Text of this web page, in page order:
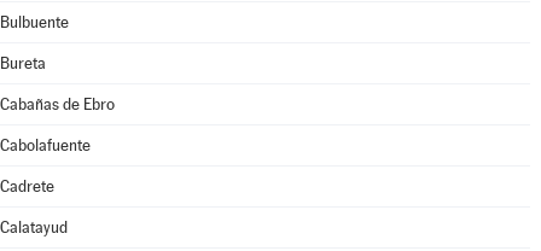
Bulbuente
Bureta
Cabañas de Ebro
Cabolafuente
Cadrete
Calatayud